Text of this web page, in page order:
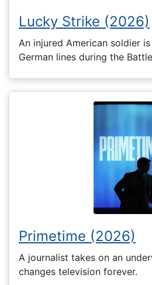
Lucky Strike (2026)
An injured American soldier
German lines during the
Primetime (2026)
A journalist takes on an
changes television forever.